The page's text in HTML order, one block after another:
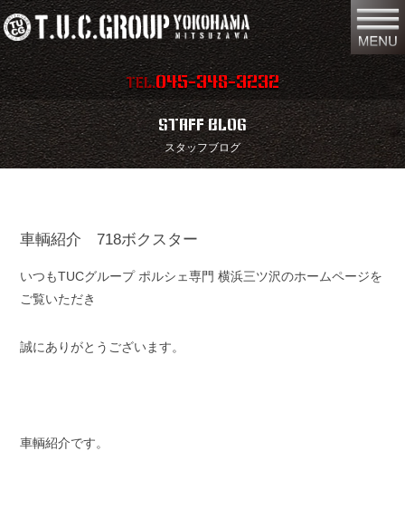
TEL.045-348-3232
在庫車両情報 店舗情報
保証内容 地図
スタッフ紹介
特別作業 注文販売
スタッフブログ
STAFF BLOG
スタッフブログ
車輌紹介 718ボクスター
いつもTUCグループ ポルシェ専門 横浜三ツ沢のホームページを
ご覧いただき
誠にありがとうございます。
車輌紹介です。